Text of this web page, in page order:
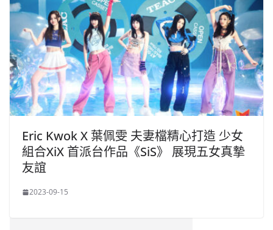
Eric Kwok X 葉佩雯 夫妻檔精心打造 少女
組合XiX 首派台作品《SiS》 展現五女真摯
友誼
2023-09-15